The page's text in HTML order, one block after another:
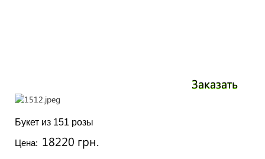
Заказать
Букет из 151 розы
Цена: 18220 грн.